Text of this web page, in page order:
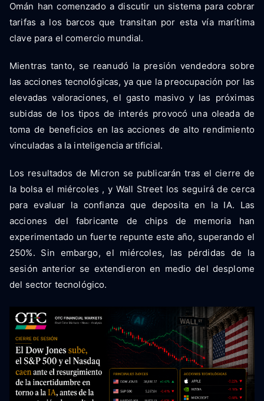
Omán han comenzado a discutir un sistema para cobrar
tarifas a los barcos que transitan por esta vía marítima
clave para el comercio mundial.
Mientras tanto, se reanudó la presión vendedora sobre
las acciones tecnológicas, ya que la preocupación por las
elevadas valoraciones, el gasto masivo y las próximas
subidas de los tipos de interés provocó una oleada de
toma de beneficios en las acciones de alto rendimiento
vinculadas a la inteligencia artificial.
Los resultados de Micron se publicarán tras el cierre de
la bolsa el miércoles , y Wall Street los seguirá de cerca
para evaluar la confianza que deposita en la IA. Las
acciones del fabricante de chips de memoria han
experimentado un fuerte repunte este año, superando el
250%. Sin embargo, el miércoles, las pérdidas de la
sesión anterior se extendieron en medio del desplome
del sector tecnológico.